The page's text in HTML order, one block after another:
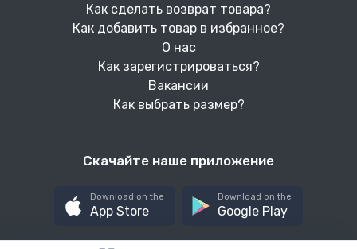
Как сделать возврат товара?
Как добавить товар в избранное?
О нас
Как зарегистрироваться?
Вакансии
Как выбрать размер?
Скачайте наше приложение
Download on the
App Store
Download on the
Google Play